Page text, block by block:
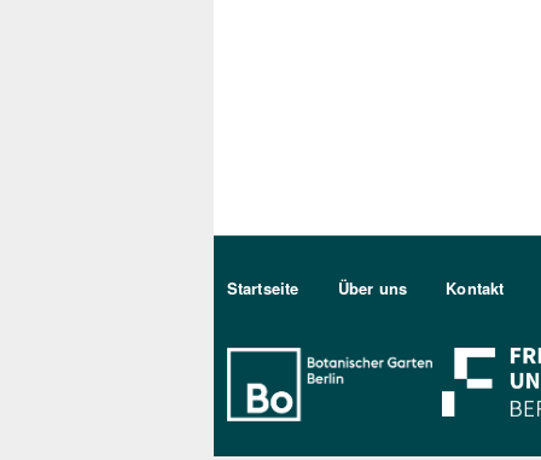
Sekundärmenu DE
Startseite Über uns Kontakt
Bo Berlin